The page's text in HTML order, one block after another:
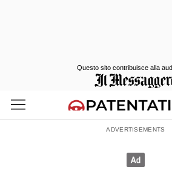
Questo sito contribuisce alla